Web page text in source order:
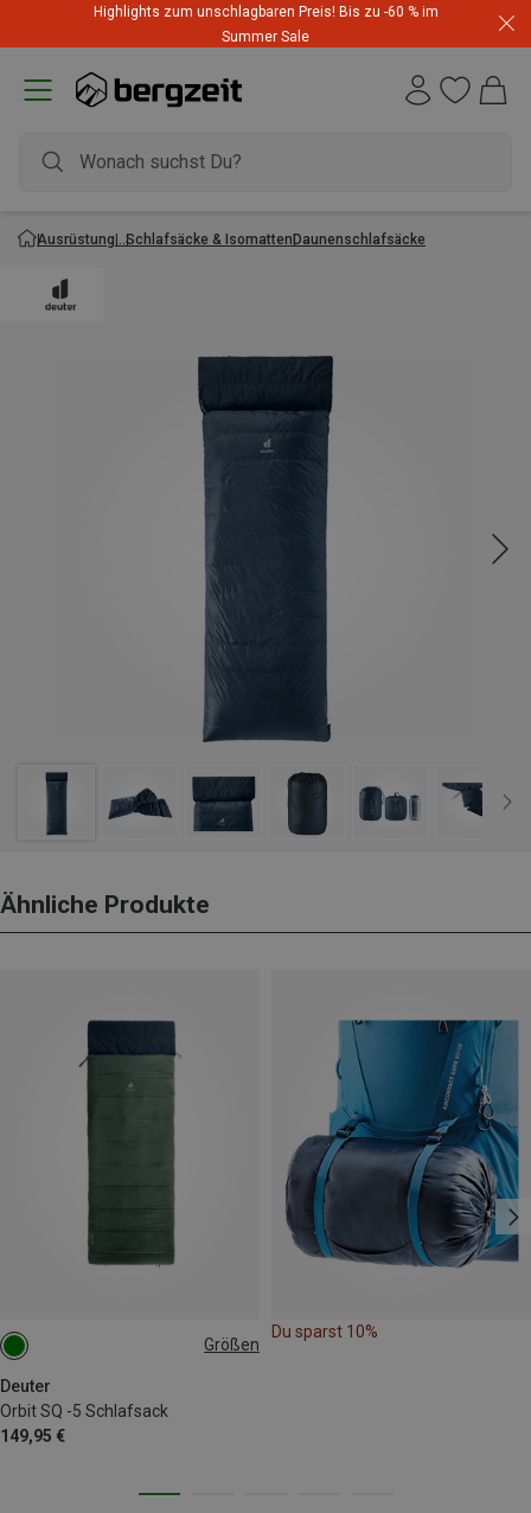
Highlights zum unschlagbaren Preis! Bis zu -60 % im
Summer Sale
Ausrüstung Schlafsäcke & IsomattenDaunenschlafsäcke
Ähnliche Produkte
Größen
Deuter
Orbit SQ -5 Schlafsack
149,95 €
MAX. 200CM | LEFT
MAX. 200CM | RIGHT
Du sparst 10%